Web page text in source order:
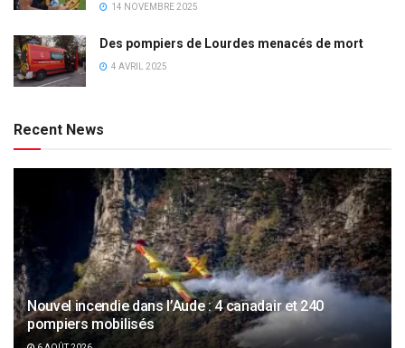
14 NOVEMBRE 2025
Des pompiers de Lourdes menacés de mort
4 AVRIL 2025
Recent News
Nouvel incendie dans l’Aude : 4 canadair et 240
pompiers mobilisés